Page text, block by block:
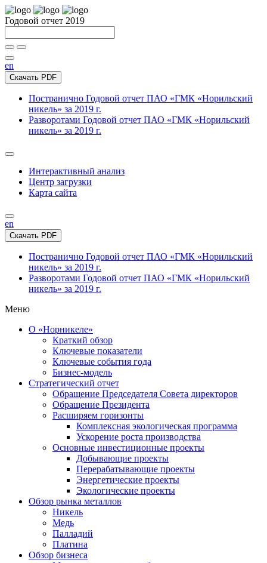
Годовой отчет 2019
en
Скачать PDF
Постранично Годовой отчет ПАО «ГМК «Норильский
никель» за 2019 г.
Разворотами Годовой отчет ПАО «ГМК «Норильский
никель» за 2019 г.
Интерактивный анализ
Центр загрузки
Карта сайта
en
Скачать PDF
Постранично Годовой отчет ПАО «ГМК «Норильский
никель» за 2019 г.
Разворотами Годовой отчет ПАО «ГМК «Норильский
никель» за 2019 г.
Меню
О «Норникеле»
Краткий обзор
Ключевые показатели
Ключевые события года
Бизнес-модель
Стратегический отчет
Обращение Председателя Совета директоров
Обращение Президента
Расширяем горизонты
Комплексная экологическая программа
Ускорение роста производства
Основные инвестиционные проекты
Добывающие проекты
Перерабатывающие проекты
Энергетические проекты
Экологические проекты
Обзор рынка металлов
Никель
Медь
Палладий
Платина
Обзор бизнеса